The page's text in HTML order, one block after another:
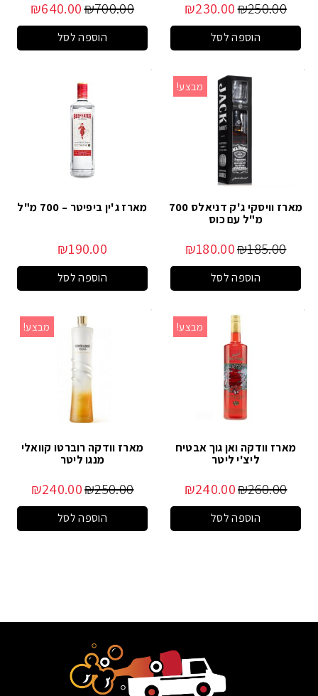
₪250.00
₪230.00
הוספה לסל
₪700.00
₪640.00
הוספה לסל
מבצע!
מארז וויסקי ג'ק דניאלס 700
מ"ל עם כוס
₪185.00
₪180.00
הוספה לסל
מארז ג'ין ביפיטר – 700 מ"ל
₪190.00
הוספה לסל
מבצע!
מארז וודקה ואן גוך אבטיח
ליצ'י ליטר
₪260.00
₪240.00
הוספה לסל
מבצע!
מארז וודקה רוברטו קוואלי
מנגו ליטר
₪250.00
₪240.00
הוספה לסל